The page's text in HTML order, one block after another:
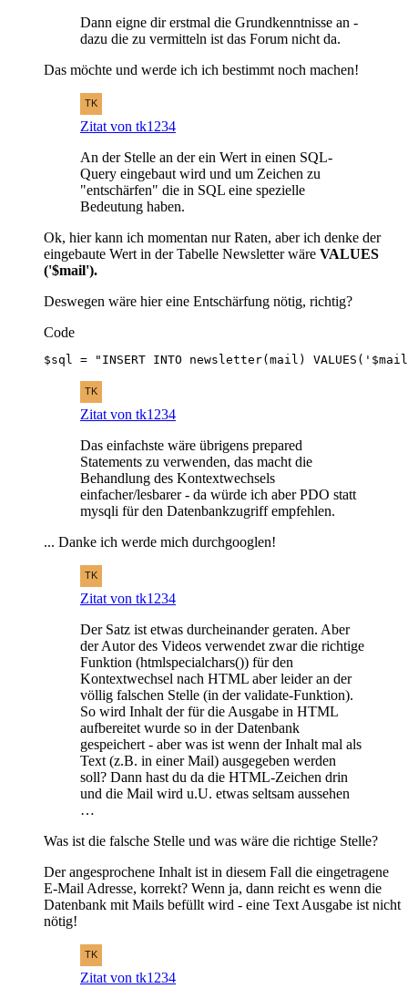
Dann eigne dir erstmal die Grundkenntnisse an -
dazu die zu vermitteln ist das Forum nicht da.
Das möchte und werde ich ich bestimmt noch machen!
Zitat von tk1234
An der Stelle an der ein Wert in einen SQL-
Query eingebaut wird und um Zeichen zu
"entschärfen" die in SQL eine spezielle
Bedeutung haben.
Ok, hier kann ich momentan nur Raten, aber ich denke der
eingebaute Wert in der Tabelle Newsletter wäre VALUES
('$mail').
Deswegen wäre hier eine Entschärfung nötig, richtig?
Code
$sql = "INSERT INTO newsletter(mail)
Zitat von tk1234
Das einfachste wäre übrigens prepared
Statements zu verwenden, das macht die
Behandlung des Kontextwechsels
einfacher/lesbarer - da würde ich aber PDO statt
mysqli für den Datenbankzugriff empfehlen.
... Danke ich werde mich durchgooglen!
Zitat von tk1234
Der Satz ist etwas durcheinander geraten. Aber
der Autor des Videos verwendet zwar die richtige
Funktion (htmlspecialchars()) für den
Kontextwechsel nach HTML aber leider an der
völlig falschen Stelle (in der validate-Funktion).
So wird Inhalt der für die Ausgabe in HTML
aufbereitet wurde so in der Datenbank
gespeichert - aber was ist wenn der Inhalt mal als
Text (z.B. in einer Mail) ausgegeben werden
soll? Dann hast du da die HTML-Zeichen drin
und die Mail wird u.U. etwas seltsam aussehen
…
Was ist die falsche Stelle und was wäre die richtige Stelle?
Der angesprochene Inhalt ist in diesem Fall die eingetragene
E-Mail Adresse, korrekt? Wenn ja, dann reicht es wenn die
Datenbank mit Mails befüllt wird - eine Text Ausgabe ist nicht
nötig!
Zitat von tk1234